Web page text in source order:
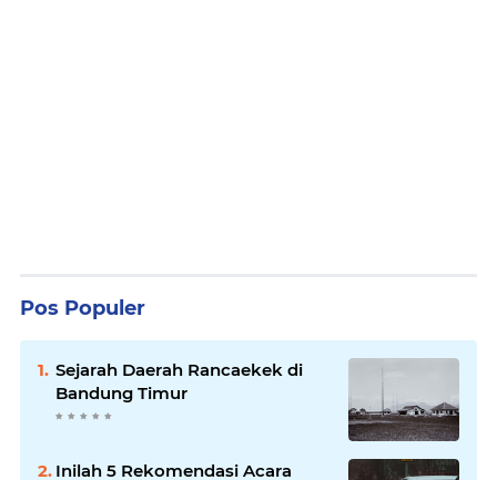
Pos Populer
Sejarah Daerah Rancaekek di
Bandung Timur
Inilah 5 Rekomendasi Acara